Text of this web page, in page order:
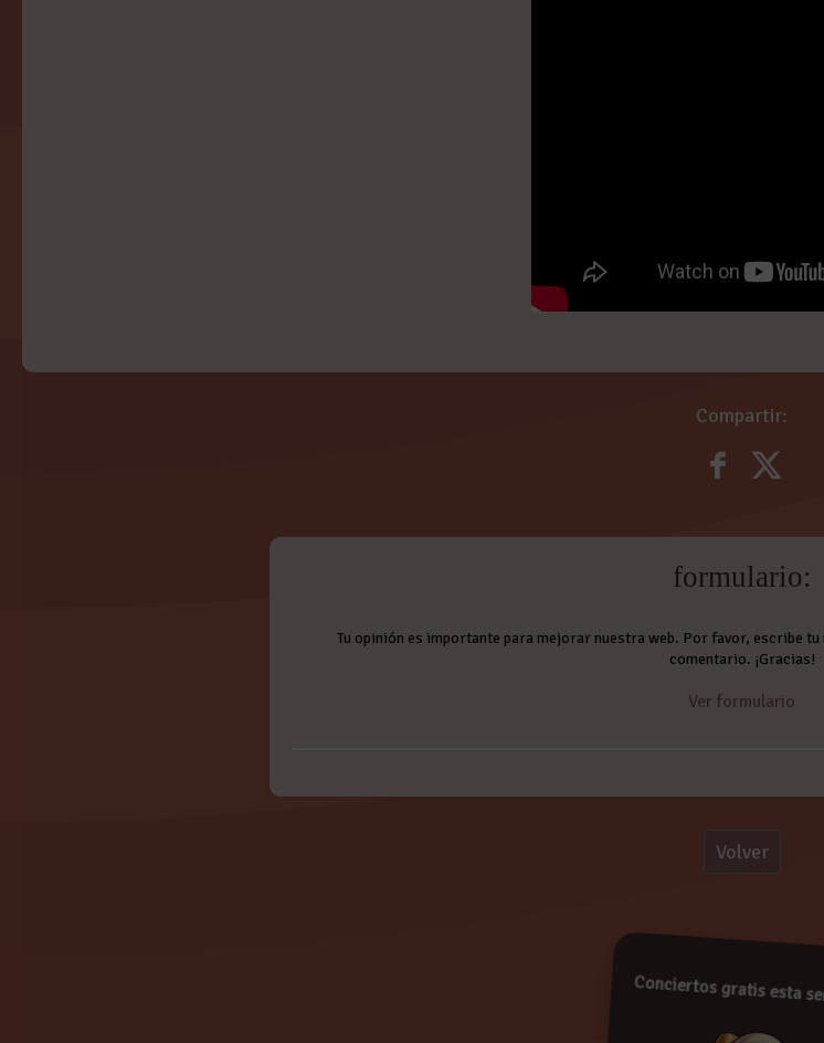
Compartir:
formulario:
Tu opinión es importante para mejorar nuestra web. Por favor, escribe
comentario. ¡Gracias!
Ver formulario
Protección de Datos
Volver
Conciertos gratis esta